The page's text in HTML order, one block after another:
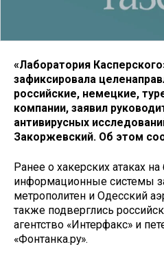
«Лаборатория
зафиксировала
российские, немецкие,
компании, заявил
антивирусных
Закоржевский. Об этом
Ранее о хакерских атаках
информационные системы
метрополитен и Одесский
также подверглись
агентство «Интерфакс» и
«Фонтанка.ру».